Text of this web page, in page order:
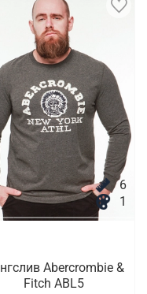
6
1
Abercrombie &
Fitch ABL5